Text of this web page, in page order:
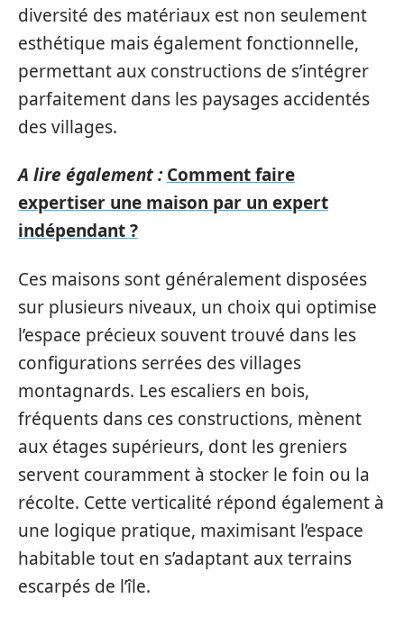
diversité des matériaux est non seulement
esthétique mais également fonctionnelle,
permettant aux constructions de s’intégrer
parfaitement dans les paysages accidentés
des villages.
A lire également : Comment faire
expertiser une maison par un expert
indépendant ?
Ces maisons sont généralement disposées
sur plusieurs niveaux, un choix qui optimise
l’espace précieux souvent trouvé dans les
configurations serrées des villages
montagnards. Les escaliers en bois,
fréquents dans ces constructions, mènent
aux étages supérieurs, dont les greniers
servent couramment à stocker le foin ou la
récolte. Cette verticalité répond également à
une logique pratique, maximisant l’espace
habitable tout en s’adaptant aux terrains
escarpés de l’île.